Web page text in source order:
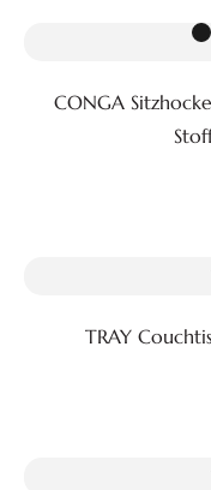
CONGA
TRAY